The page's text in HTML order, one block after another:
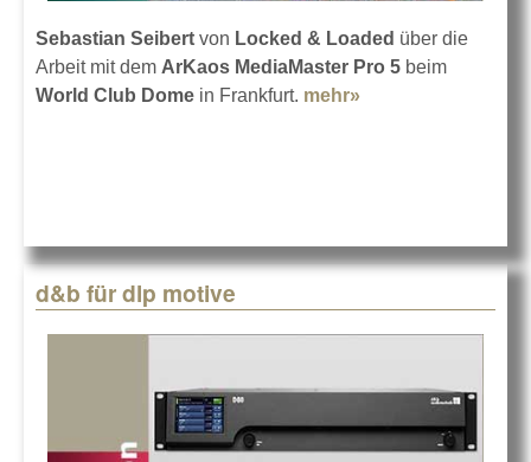
Sebastian Seibert von Locked & Loaded über die
Arbeit mit dem ArKaos MediaMaster Pro 5 beim
World Club Dome in Frankfurt. mehr»
d&b für dlp motive